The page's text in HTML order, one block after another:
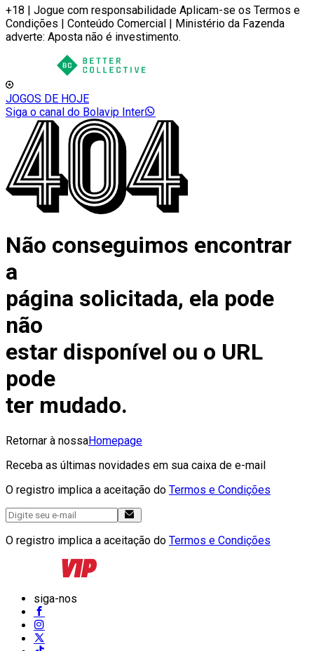
+18 | Jogue com responsabilidade Aplicam-se os Termos e
Condições | Conteúdo Comercial | Ministério da Fazenda
adverte: Aposta não é investimento.
JOGOS DE HOJE
Siga o canal do Bolavip Inter
Não conseguimos encontrar
a
página solicitada, ela pode
não
estar disponível ou o URL
pode
ter mudado.
Retornar à nossaHomepage
Receba as últimas novidades em sua caixa de e-mail
O registro implica a aceitação do Termos e Condições
O registro implica a aceitação do Termos e Condições
siga-nos